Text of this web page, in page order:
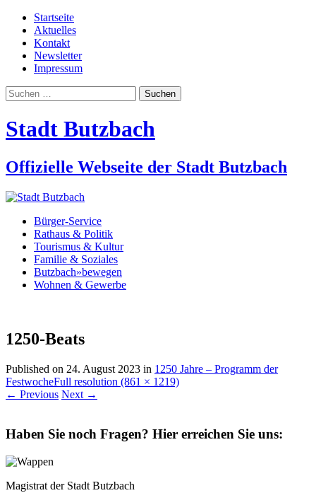
Startseite
Aktuelles
Kontakt
Newsletter
Impressum
Suchen
nach:
Stadt Butzbach
Offizielle Webseite der Stadt Butzbach
Bürger-Service
Rathaus & Politik
Tourismus & Kultur
Familie & Soziales
Butzbach»bewegen
Wohnen & Gewerbe
1250-Beats
Published on 24. August 2023 in 1250 Jahre – Programm der
FestwocheFull resolution (861 × 1219)
← Previous Next →
Haben Sie noch Fragen? Hier erreichen Sie uns:
Magistrat der Stadt Butzbach